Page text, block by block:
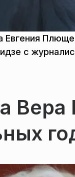
с
Вера